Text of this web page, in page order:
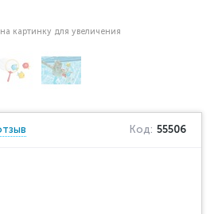
картинку для увеличения
Код: 55506